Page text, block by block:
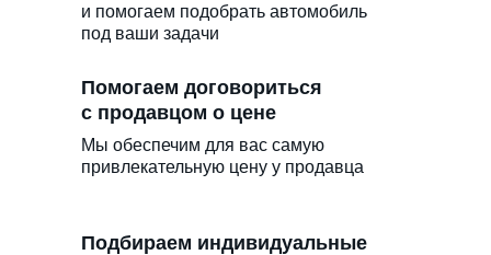
Подбираем индивидуальные
Помогаем договориться
с продавцом о цене
Мы обеспечим для вас самую
привлекательную цену у продавца
и помогаем подобрать автомобиль
под ваши задачи